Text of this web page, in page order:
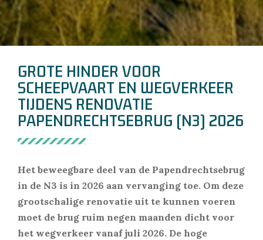
GROTE HINDER VOOR
SCHEEPVAART EN WEGVERKEER
TIJDENS RENOVATIE
PAPENDRECHTSEBRUG (N3) 2026
Het beweegbare deel van de Papendrechtsebrug
in de N3 is in 2026 aan vervanging toe. Om deze
grootschalige renovatie uit te kunnen voeren
moet de brug ruim negen maanden dicht voor
het wegverkeer vanaf juli 2026. De hoge